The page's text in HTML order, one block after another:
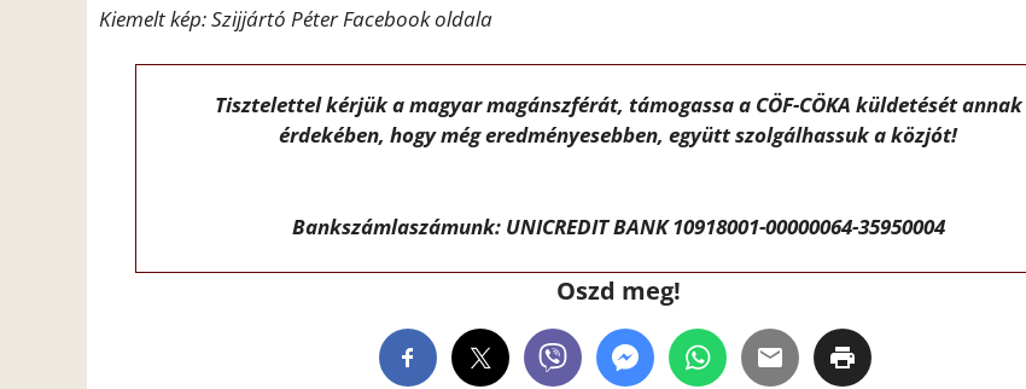
Kiemelt kép: Szijjártó Péter Facebook oldala
Tisztelettel kérjük a magyar magánszférát, támogassa a CÖF-CÖKA küldetését annak
érdekében, hogy még eredményesebben, együtt szolgálhassuk a közjót!
Bankszámlaszámunk: UNICREDIT BANK 10918001-00000064-35950004
Oszd meg!